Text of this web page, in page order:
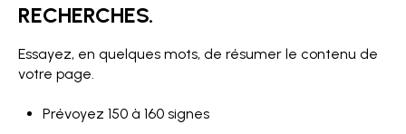
RECHERCHES.
Essayez, en quelques mots, de résumer le contenu de
votre page.
Prévoyez 150 à 160 signes